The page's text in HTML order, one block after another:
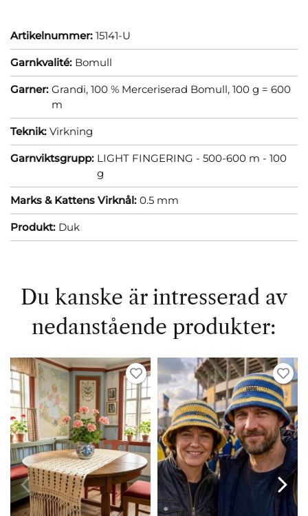
Artikelnummer: 15141-U
Garnkvalité: Bomull
Garner: Grandi, 100 % Merceriserad Bomull, 100 g = 600
m
Teknik: Virkning
Garnviktsgrupp: LIGHT FINGERING - 500-600 m - 100
g
Marks & Kattens Virknål: 0.5 mm
Produkt: Duk
Du kanske är intresserad av
nedanstående produkter: